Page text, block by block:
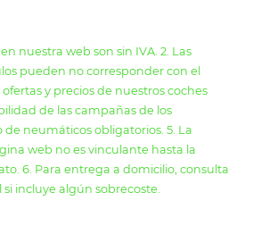
nuestra web son sin IVA. 2. Las
pueden no corresponder con el
y precios de nuestros coches
de las campañas de los
de neumáticos obligatorios. 5. La
web no es vinculante hasta la
6. Para entrega a domicilio, consulta
incluye algún sobrecoste.